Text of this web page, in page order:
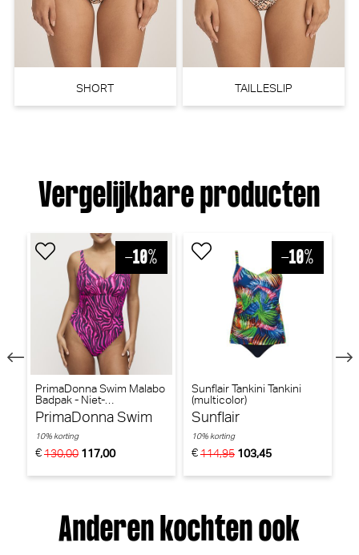
30% korting
94,9066,43 € 34,90
SHORT TAILLESLIP
Vergelijkbare producten
PrimaDonna Swim Malabo
Badpak - Niet-
voorgevormd (Hot Pink
Zebra)
PrimaDonna Swim
10% korting
€130,00 117,00
Sunflair Tankini Tankini
(multicolor)
Sunflair
10% korting
€114,95 103,45
Anderen kochten ook